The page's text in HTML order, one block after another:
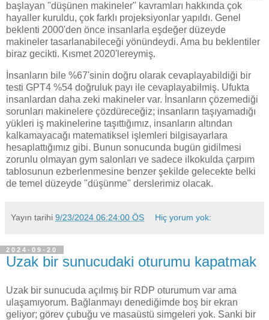
başlayan "düşünen makineler" kavramları hakkında çok
hayaller kuruldu, çok farklı projeksiyonlar yapıldı. Genel
beklenti 2000'den önce insanlarla eşdeğer düzeyde
makineler tasarlanabileceği yönündeydi. Ama bu beklentiler
biraz gecikti. Kısmet 2020'lereymiş.
İnsanların bile %67'sinin doğru olarak cevaplayabildiği bir
testi GPT4 %54 doğruluk payı ile cevaplayabilmiş. Ufukta
insanlardan daha zeki makineler var. İnsanların çözemediği
sorunları makinelere çözdüreceğiz; insanların taşıyamadığı
yükleri iş makinelerine taşıttığımız, insanların altından
kalkamayacağı matematiksel işlemleri bilgisayarlara
hesaplattığımız gibi. Bunun sonucunda bugün gidilmesi
zorunlu olmayan gym salonları ve sadece ilkokulda çarpım
tablosunun ezberlenmesine benzer şekilde gelecekte belki
de temel düzeyde "düşünme" derslerimiz olacak.
Yayın tarihi 9/23/2024 06:24:00 ÖS Hiç yorum yok:
2024-09-20
Uzak bir sunucudaki oturumu kapatmak
Uzak bir sunucuda açılmış bir RDP oturumum var ama
ulaşamıyorum. Bağlanmayı denediğimde boş bir ekran
geliyor; görev çubuğu ve masaüstü simgeleri yok. Sanki bir